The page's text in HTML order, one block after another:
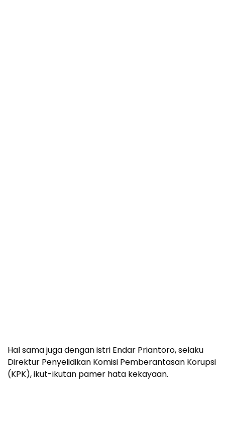
Hal sama juga dengan istri Endar Priantoro, selaku
Direktur Penyelidikan Komisi Pemberantasan Korupsi
(KPK), ikut-ikutan pamer hata kekayaan.